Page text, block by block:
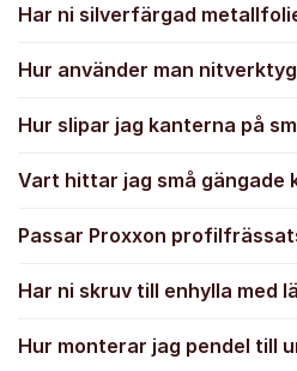
Har ni silverfärgad
Hur använder man
Hur slipar jag kanterna på
Vart hittar jag små gängade
Passar Proxxon
Har ni skruv till enhylla med
Hur monterar jag pendel till